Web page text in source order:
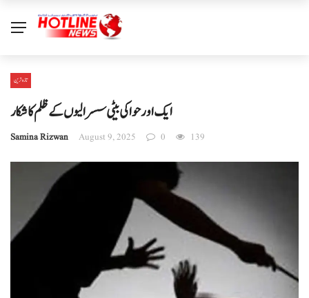
تازہ ترین
ایک اور حوا کی بیٹی سسرالیوں کے ظلم کا شکار
Samina Rizwan August 9, 2025 0 139